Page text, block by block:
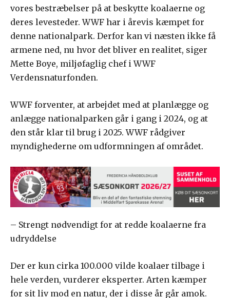
vores bestræbelser på at beskytte koalaerne og
deres levesteder. WWF har i årevis kæmpet for
denne nationalpark. Derfor kan vi næsten ikke få
armene ned, nu hvor det bliver en realitet, siger
Mette Boye, miljøfaglig chef i WWF
Verdensnaturfonden.
WWF forventer, at arbejdet med at planlægge og
anlægge nationalparken går i gang i 2024, og at
den står klar til brug i 2025. WWF rådgiver
myndighederne om udformningen af ​området.
– Strengt nødvendigt for at redde koalaerne fra
udryddelse
Der er kun cirka 100.000 vilde koalaer tilbage i
hele verden, vurderer eksperter. Arten kæmper
for sit liv mod en natur, der i disse år går amok.